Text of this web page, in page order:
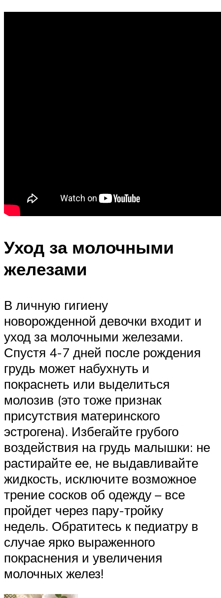
Уход за молочными
железами
В личную гигиену
новорожденной девочки входит и
уход за молочными железами.
Спустя 4-7 дней после рождения
грудь может набухнуть и
покраснеть или выделиться
молозив (это тоже признак
присутствия материнского
эстрогена). Избегайте грубого
воздействия на грудь малышки: не
растирайте ее, не выдавливайте
жидкость, исключите возможное
трение сосков об одежду – все
пройдет через пару-тройку
недель. Обратитесь к педиатру в
случае ярко выраженного
покраснения и увеличения
молочных желез!